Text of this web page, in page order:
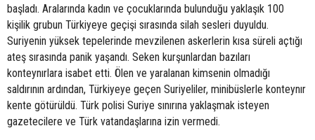
başladı. Aralarında kadın ve çocuklarında bulunduğu yaklaşık 100
kişilik grubun Türkiyeye geçişi sırasında silah sesleri duyuldu.
Suriyenin yüksek tepelerinde mevzilenen askerlerin kısa süreli açtığı
ateş sırasında panik yaşandı. Seken kurşunlardan bazıları
konteynırlara isabet etti. Ölen ve yaralanan kimsenin olmadığı
saldırının ardından, Türkiyeye geçen Suriyeliler, minibüslerle konteynır
kente götürüldü. Türk polisi Suriye sınırına yaklaşmak isteyen
gazetecilere ve Türk vatandaşlarına izin vermedi.